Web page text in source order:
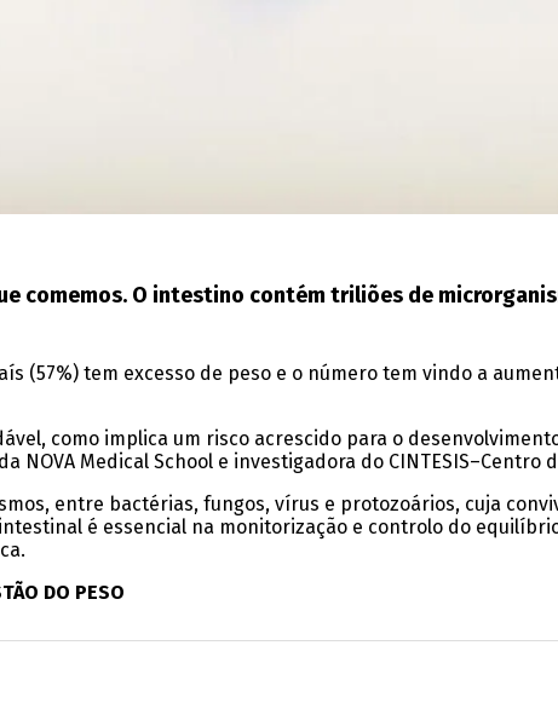
comemos. O intestino contém triliões de
(57%) tem excesso de peso e o número tem vindo a
como implica um risco acrescido para o
NOVA Medical School e investigadora do CINTESIS–Centro
entre bactérias, fungos, vírus e protozoários, cuja
é essencial na monitorização e controlo do
DO PESO